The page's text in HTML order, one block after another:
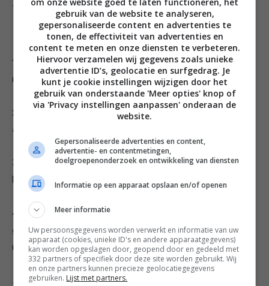
Bereiding
1. Snijd de aardappels in gelijke plakken van 4
millimeter.
2. Meng de plakken aardappel in een kom met
avocado-olie en bestrooi daarna met tapiocapoeder.
3. Leg de plakken naast elkaar op een dienblad en
bestrooi met paprikapoeder.
4. Gril de plakken rondom krokant, controleer de
garing, breng op smaak met zout en peper en serveer
met de remouladesaus.
Remouladesaus:
gebruik van de website te analyseren,
gepersonaliseerde content en advertenties te
tonen, de effectiviteit van advertenties en
content te meten en onze diensten te verbeteren.
Hiervoor verzamelen wij gegevens zoals unieke
advertentie ID’s, geolocatie en surfgedrag. Je
kunt je cookie instellingen wijzigen door het
gebruik van onderstaande 'Meer opties' knop of
via 'Privacy instellingen aanpassen' onderaan de
website.
Gepersonaliseerde advertenties en content,
advertentie- en contentmetingen,
doelgroepenonderzoek en ontwikkeling van diensten
Informatie op een apparaat opslaan en/of openen
Meer informatie
Uw persoonsgegevens worden verwerkt en informatie van uw
apparaat (cookies, unieke ID's en andere apparaatgegevens)
kan worden opgeslagen door, geopend door en gedeeld met
332 partners of specifiek door deze site worden gebruikt. Wij
en onze partners kunnen precieze geolocatiegegevens
gebruiken. Lijst met partners.